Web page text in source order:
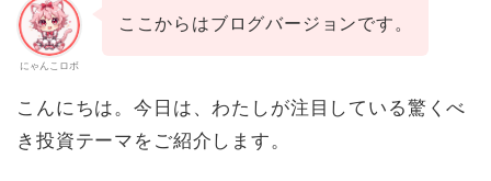
にゃんこロボ
ここからはブログバージョンです。
こんにちは。今日は、わたしが注目している驚くべ
き投資テーマをご紹介します。